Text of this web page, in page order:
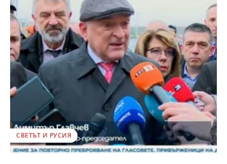
СВЕТЪТ И РУСИЯ